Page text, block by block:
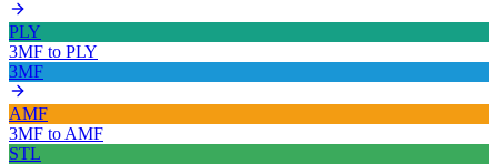
PLY
3MF to PLY
3MF
AMF
3MF to AMF
STL